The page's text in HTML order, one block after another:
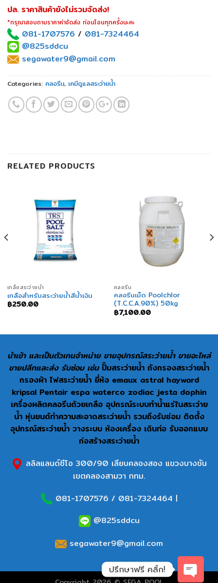
ปล. ราคาสินค้ายังไม่รวมจัดส่ง!
*กรุณาสอบถามราคาค่าจัดส่ง ก่อนโอนทุกครั้งนะคะ
081-1707576 / 081-7324464
@825sddcu
segawater9@gmail.com
Categories: คลอรีน, เคมีดูแลสระว่ายน้ำ
RELATED PRODUCTS
เกลือสระว่ายน้ำ
เกลือสำหรับสระว่ายน้ำสีน้ำเงิน
฿250.00
คลอรีน
คลอรีนเม็ด Poolchlor
(T.C.C.A.90%) 50kg
฿7,100.00
นำเข้า และเป็นตัวเทนจำหน่าย ขายอุปกรณ์สระว่ายน้ำ ขายอะไหล่
ขายปลีกและส่ง รับซ่อม เช่น ปั๊มสระว่ายน้ำ ถังกรองสระว่ายน้ำ
กรองผ้า ไฟสระว่ายน้ำ ยี่ห้อ emaux astral hayward
kripsal Pentair espa waterco zodiac jesta dophin
เครื่องผลิตคลอรีนด้วยเกลือ อุปกรณ์ระบบทำน้ำแร่ในสระว่าย
น้ำ หุ่นยนต์ทำความสะอาดสระว่ายน้ำ รวมถึงรับซ่อม ติดตั้ง
อุปกรณ์สระว่ายน้ำ วางระบบ ห้องเครื่อง เดินท่อ รับออกแบบ
ก่อสร้างสระว่ายน้ำ
ลลิลแลนด์ซีโอ 300/90 เลียบคลองสอง แขวงบางชัน
เขตคลองสามวา กทม.
081-1707576 / 081-7324464 |
@825sddcu
segawater9@gmail.com
ปรึกษาฟรี คลิ้ก!